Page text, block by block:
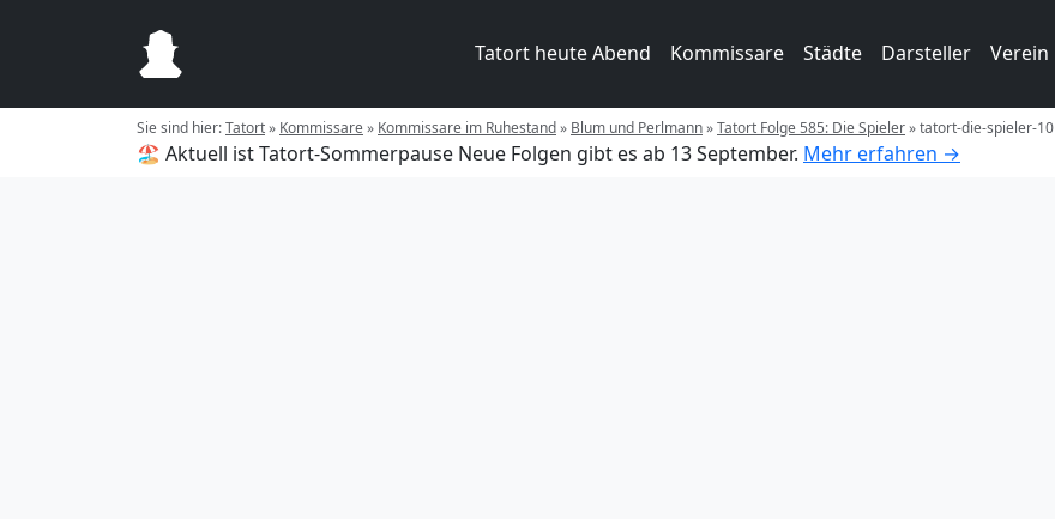
Tatort heute Abend Kommissare Städte Darsteller Verein
Sie sind hier:Tatort» Kommissare» Kommissare im Ruhestand» Blum und Perlmann»Tatort Folge 585: Die Spieler»tatort-die-spieler-10
🏖️ Aktuell ist Tatort-Sommerpause Neue Folgen gibt es ab 13 September. Mehr erfahren →